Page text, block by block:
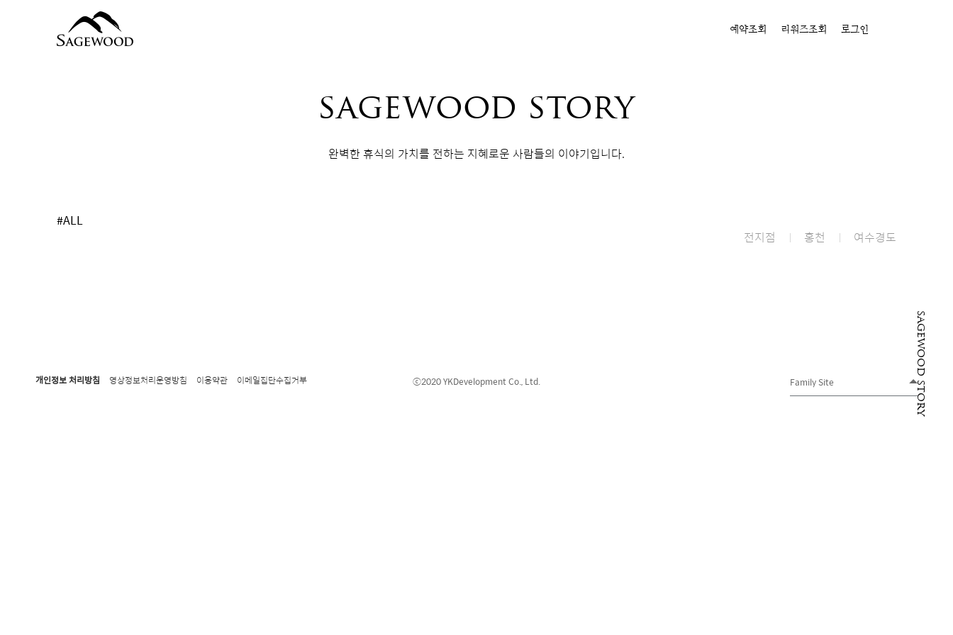
global
LOGO
예약조회 리워즈조회 로그인
sagewood story
sagewood story
완벽한 휴식의 가치를 전하는 지혜로운 사람들의 이야기입니다.
#ALL
전지점
홍천 여수경도
ⓒ2020 YKDevelopment Co., Ltd.
개인정보 처리방침 영상정보처리운영방침 이용약관 이메일집단수집거부 Family Site